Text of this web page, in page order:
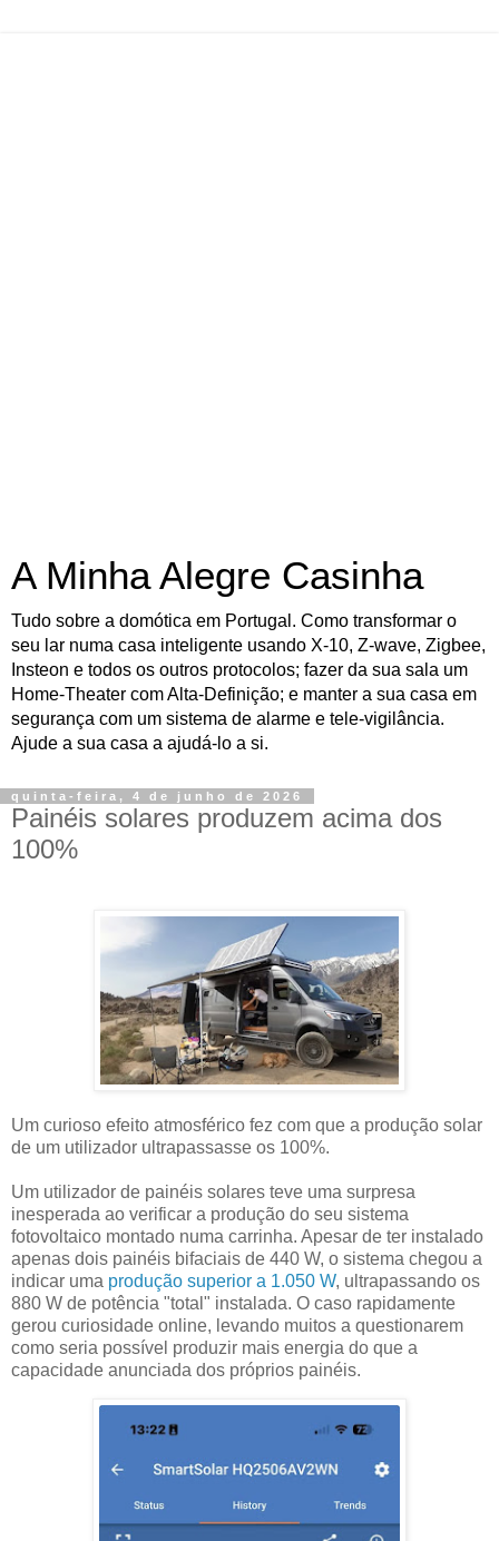
A Minha Alegre Casinha
Tudo sobre a domótica em Portugal. Como transformar o
seu lar numa casa inteligente usando X-10, Z-wave, Zigbee,
Insteon e todos os outros protocolos; fazer da sua sala um
Home-Theater com Alta-Definição; e manter a sua casa em
segurança com um sistema de alarme e tele-vigilância.
Ajude a sua casa a ajudá-lo a si.
quinta-feira, 4 de junho de 2026
Painéis solares produzem acima dos
100%
Um curioso efeito atmosférico fez com que a produção solar
de um utilizador ultrapassasse os 100%.
Um utilizador de painéis solares teve uma surpresa
inesperada ao verificar a produção do seu sistema
fotovoltaico montado numa carrinha. Apesar de ter instalado
apenas dois painéis bifaciais de 440 W, o sistema chegou a
indicar uma produção superior a 1.050 W, ultrapassando os
880 W de potência "total" instalada. O caso rapidamente
gerou curiosidade online, levando muitos a questionarem
como seria possível produzir mais energia do que a
capacidade anunciada dos próprios painéis.